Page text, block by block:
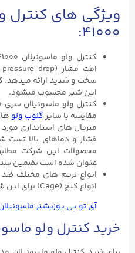
ویژگی های کنترل
۴۱۰۰۰:
سخت و شدید ارائه میدهد.
این شیر محسوب میشود.
مقایسه با سایرگلوب ولو
متریال های استانداری
فشار و دماهای بالا تست
محصولات این شرکت
عنوان شده است تضمین
انواع تریم های مختلف
انواع کیج (Cage) برای این شیر قابل استفاده هستند.
آی تو پی پوزیشنر ماسونیلان
خرید کنترل ولو